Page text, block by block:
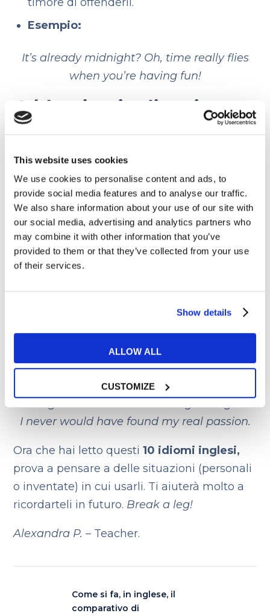
This website uses cookies
We use cookies to personalise content and ads, to
provide social media features and to analyse our traffic.
We also share information about your use of our site with
our social media, advertising and analytics partners who
may combine it with other information that you’ve
provided to them or that they’ve collected from your use
of their services.
Show details
ALLOW ALL
CUSTOMIZE
Esempio:
It’s already midnight? Oh, time really flies
when you’re having fun!
A blessing in disguise
per nuocere
Come usarlo: stai per perdere il treno,
corri a perdifiato ma niente, è partito. Ti
giri e sulla banchina c’è l’uomo o donna
della tua vita. È proprio il caso di dire che
blessing significa benedizione.
Esempio:
I never would have found my real passion.
Ora che hai letto questi10 idiomi inglesi,
prova a pensare a delle situazioni (personali
o inventate) in cui usarli. Ti aiuterà molto a
ricordarteli in futuro. Break a leg!
Alexandra P. – Teacher.
Come si fa, in inglese, il
comparativo di